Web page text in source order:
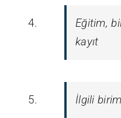
Eğitim,
kayıt
İlgili